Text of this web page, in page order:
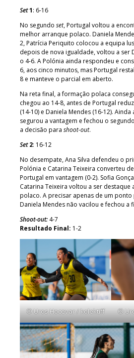
Set1: 6-16
No segundo set, Portugal voltou a
melhor arranque polaco. Daniela
2, Patrícia Periquito colocou a equipa
depois de nova igualdade, voltou a ser
o 4-6. A Polónia ainda respondeu e
6, aos cinco minutos, mas Portugal
8 e manteve o parcial em aberto.
Na reta final, a formação polaca
chegou ao 14-8, antes de Portugal
(14-10) e Daniela Mendes (16-12). Ainda
segurou a vantagem e fechou o
a decisão para shoot-out.
Set2: 16-12
No desempate, Ana Silva defendeu o
Polónia e Catarina Teixeira converteu
Portugal em vantagem (0-2). Sofia
Catarina Teixeira voltou a ser
polaco. A precisar apenas de um
Daniela Mendes não vacilou e fechou a
Shoot-out: 4-7
Resultado Final: 1-2
© Uros Hocevar / kolektiff ©